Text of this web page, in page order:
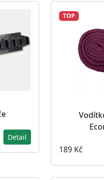
Detail
TOP
189 Kč